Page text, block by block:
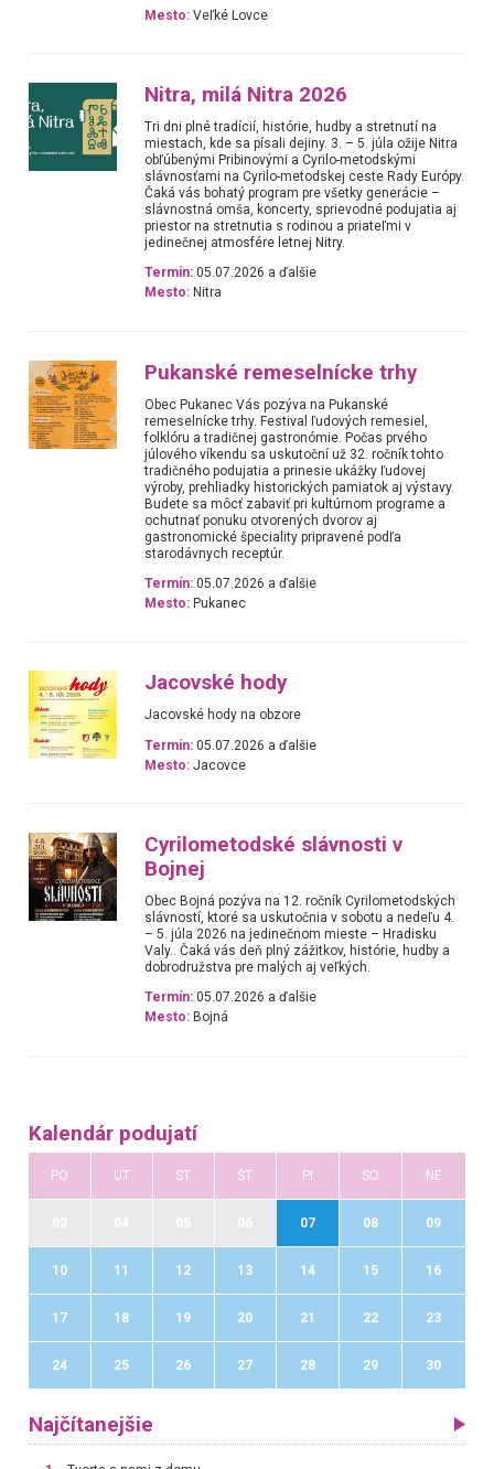
Mesto: Veľké Lovce
Nitra, milá Nitra 2026
Tri dni plné tradícií, histórie, hudby a stretnutí na
miestach, kde sa písali dejiny. 3. – 5. júla ožije Nitra
obľúbenými Pribinovými a Cyrilo-metodskými
slávnosťami na Cyrilo-metodskej ceste Rady Európy.
Čaká vás bohatý program pre všetky generácie –
slávnostná omša, koncerty, sprievodné podujatia aj
priestor na stretnutia s rodinou a priateľmi v
jedinečnej atmosfére letnej Nitry.
Termín: 05.07.2026 a ďalšie
Mesto: Nitra
Pukanské remeselnícke trhy
Obec Pukanec Vás pozýva na Pukanské
remeselnícke trhy. Festival ľudových remesiel,
folklóru a tradičnej gastronómie. Počas prvého
júlového víkendu sa uskutoční už 32. ročník tohto
tradičného podujatia a prinesie ukážky ľudovej
výroby, prehliadky historických pamiatok aj výstavy.
Budete sa môcť zabaviť pri kultúrnom programe a
ochutnať ponuku otvorených dvorov aj
gastronomické špeciality pripravené podľa
starodávnych receptúr.
Termín: 05.07.2026 a ďalšie
Mesto: Pukanec
Jacovské hody
Jacovské hody na obzore
Termín: 05.07.2026 a ďalšie
Mesto: Jacovce
Cyrilometodské slávnosti v
Bojnej
Obec Bojná pozýva na 12. ročník Cyrilometodských
slávností, ktoré sa uskutočnia v sobotu a nedeľu 4.
– 5. júla 2026 na jedinečnom mieste – Hradisku
Valy.. Čaká vás deň plný zážitkov, histórie, hudby a
dobrodružstva pre malých aj veľkých.
Termín: 05.07.2026 a ďalšie
Mesto: Bojná
Kalendár podujatí
PO UT ST ŠT PI SO NE
07 08 09
10 11 12 13 14 15 16
17 18 19 20 21 22 23
24 25 26 27 28 29 30
Najčítanejšie